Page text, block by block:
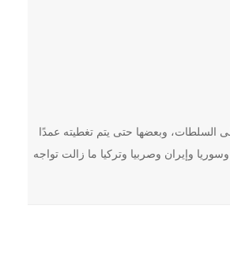
لا يتم الإبلاغ عنها إلى السلطات، وبعضها حتى يتم تغطيته عمدًا
وإيران وصربيا وتركيا ما زالت تواجه